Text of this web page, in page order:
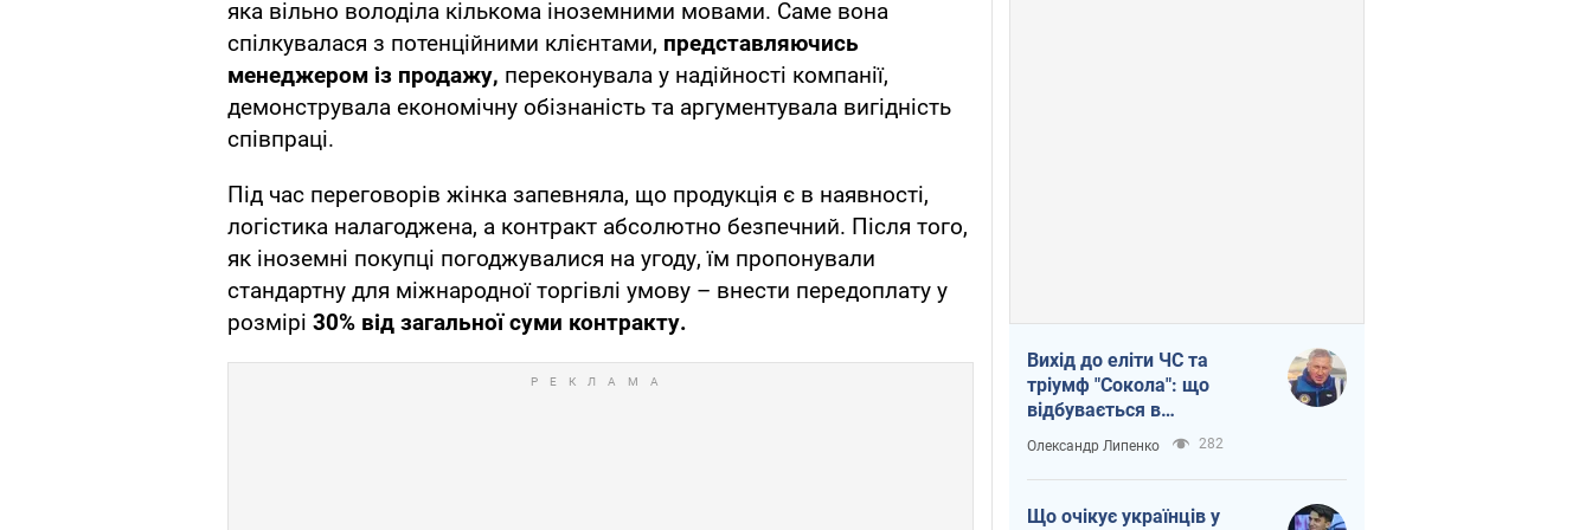
яка вільно володіла кількома іноземними мовами. Саме вона
спілкувалася з потенційними клієнтами, представляючись
менеджером із продажу, переконувала у надійності компанії,
демонструвала економічну обізнаність та аргументувала вигідність
співпраці.
Під час переговорів жінка запевняла, що продукція є в наявності,
логістика налагоджена, а контракт абсолютно безпечний. Після того,
як іноземні покупці погоджувалися на угоду, їм пропонували
стандартну для міжнародної торгівлі умову – внести передоплату у
розмірі 30% від загальної суми контракту.
Вихід до еліти ЧС та
тріумф "Сокола": що
відбувається в
українському хокеї
Олександр Липенко 282
Що очікує українців у